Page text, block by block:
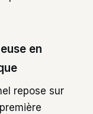
en
repose sur